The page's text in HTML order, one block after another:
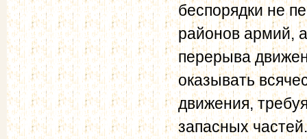
беспорядки не
районов армий,
перерыва
оказывать
движения,
запасных